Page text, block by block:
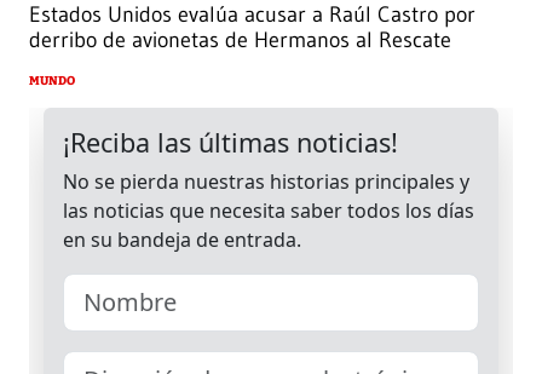
Estados Unidos evalúa acusar a Raúl Castro por
derribo de avionetas de Hermanos al Rescate
MUNDO